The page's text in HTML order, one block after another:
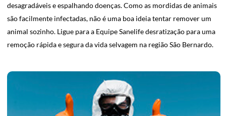
desagradáveis e espalhando doenças. Como as mordidas de animais
são facilmente infectadas, não é uma boa ideia tentar remover um
animal sozinho. Ligue para a Equipe Sanelife desratização para uma
remoção rápida e segura da vida selvagem na região São Bernardo.